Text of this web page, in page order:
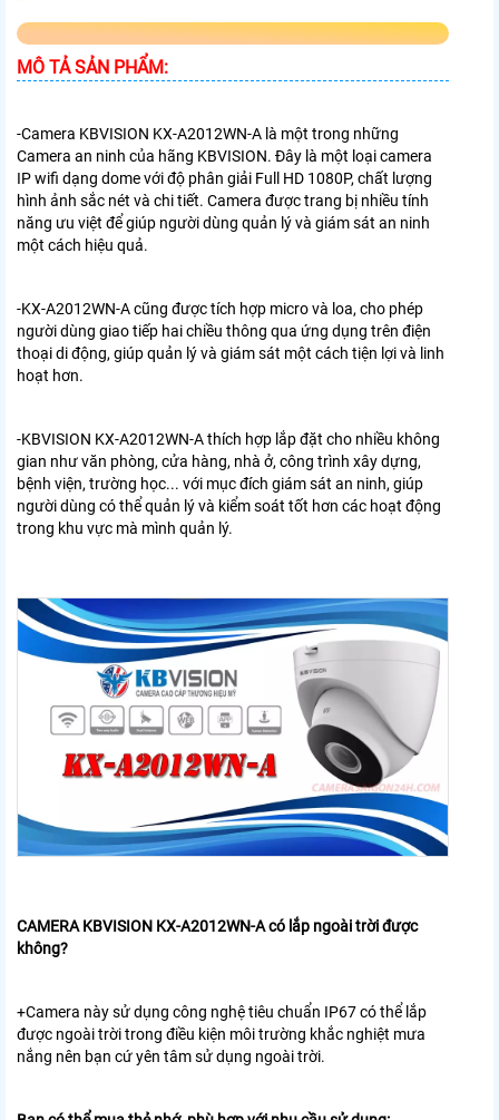
MÔ TẢ SẢN PHẨM:
-Camera KBVISION KX-A2012WN-A là một trong những
Camera an ninh của hãng KBVISION. Đây là một loại camera
IP wifi dạng dome với độ phân giải Full HD 1080P, chất lượng
hình ảnh sắc nét và chi tiết. Camera được trang bị nhiều tính
năng ưu việt để giúp người dùng quản lý và giám sát an ninh
một cách hiệu quả.
-KX-A2012WN-A cũng được tích hợp micro và loa, cho phép
người dùng giao tiếp hai chiều thông qua ứng dụng trên điện
thoại di động, giúp quản lý và giám sát một cách tiện lợi và linh
hoạt hơn.
-KBVISION KX-A2012WN-A thích hợp lắp đặt cho nhiều không
gian như văn phòng, cửa hàng, nhà ở, công trình xây dựng,
bệnh viện, trường học... với mục đích giám sát an ninh, giúp
người dùng có thể quản lý và kiểm soát tốt hơn các hoạt động
trong khu vực mà mình quản lý.
CAMERA KBVISION KX-A2012WN-A có lắp ngoài trời được
không?
+Camera này sử dụng công nghệ tiêu chuẩn IP67 có thể lắp
được ngoài trời trong điều kiện môi trường khắc nghiệt mưa
nắng nên bạn cứ yên tâm sử dụng ngoài trời.